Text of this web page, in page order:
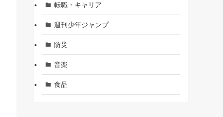
転職・キャリア
週刊少年ジャンプ
防災
音楽
食品